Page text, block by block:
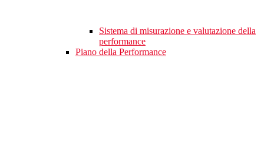
Sistema di misurazione e valutazione della
performance
Piano della Performance